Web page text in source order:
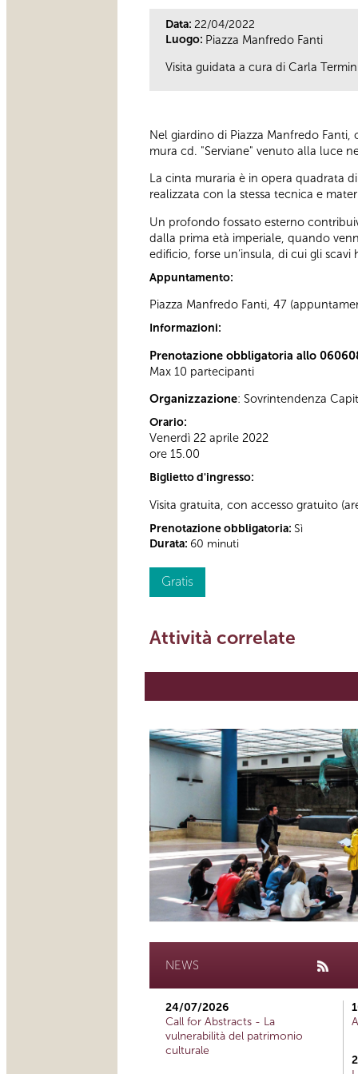
Data: 22/04/2022
Luogo: Piazza Manfredo Fanti
Visita guidata a cura di Carla
Nel giardino di Piazza Manfredo
mura cd. "Serviane" venuto alla luce
La cinta muraria è in opera quadrata
realizzata con la stessa tecnica e
Un profondo fossato esterno
dalla prima età imperiale, quando
edificio, forse un’insula, di cui gli
Appuntamento:
Piazza Manfredo Fanti, 47
Informazioni:
Prenotazione obbligatoria allo
Max 10 partecipanti
Organizzazione: Sovrintendenza
Orario:
Venerdì 22 aprile 2022
ore 15.00
Biglietto d'ingresso:
Visita gratuita, con accesso gratuito
Prenotazione obbligatoria: Sì
Durata: 60 minuti
Gratis
Attività correlate
NEWS
24/07/2026
Call for Abstracts - La
vulnerabilità del patrimonio
culturale